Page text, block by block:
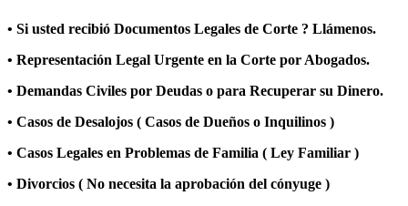
• Si usted recibió Documentos Legales de Corte ? Llámenos.
• Representación Legal Urgente en la Corte por Abogados.
• Demandas Civiles por Deudas o para Recuperar su Dinero.
• Casos de Desalojos ( Casos de Dueños o Inquilinos )
• Casos Legales en Problemas de Familia ( Ley Familiar )
• Divorcios ( No necesita la aprobación del cónyuge )